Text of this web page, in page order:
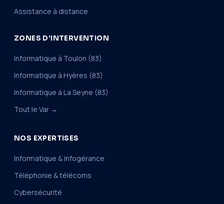
Assistance à distance
ZONES D'INTERVENTION
Informatique à Toulon (83)
Informatique à Hyères (83)
Informatique à La Seyne (83)
Tout le Var →
NOS EXPERTISES
Informatique & infogérance
Téléphonie & télécoms
Cybersécurité